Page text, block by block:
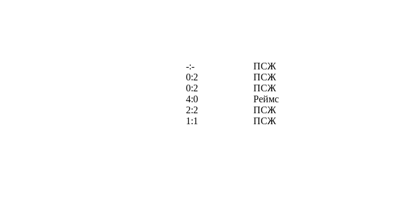
-:-
ПСЖ
0:2
ПСЖ
0:2
ПСЖ
4:0
Реймс
2:2
ПСЖ
1:1
ПСЖ